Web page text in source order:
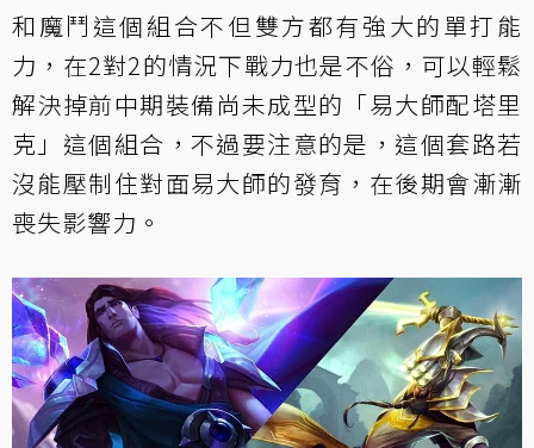
和魔鬥這個組合不但雙方都有強大的單打能
力，在2對2的情況下戰力也是不俗，可以輕鬆
解決掉前中期裝備尚未成型的「易大師配塔里
克」這個組合，不過要注意的是，這個套路若
沒能壓制住對面易大師的發育，在後期會漸漸
喪失影響力。